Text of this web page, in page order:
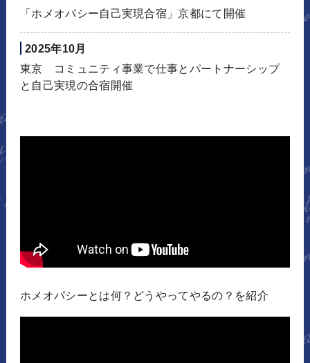
「ホメオパシー自己実現合宿」京都にて開催
2025年10月
東京 コミュニティ事業で仕事とパートナーシップ
と自己実現の合宿開催
ホメオパシーとは何？どうやってやるの？を紹介